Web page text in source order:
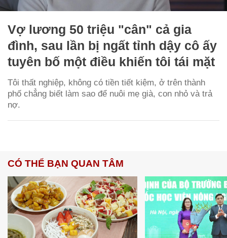
Vợ lương 50 triệu "cân" cả gia
đình, sau lần bị ngất tỉnh dậy cô ấy
tuyên bố một điều khiến tôi tái mặt
Tôi thất nghiệp, không có tiền tiết kiệm, ở trên thành
phố chẳng biết làm sao để nuôi mẹ già, con nhỏ và trả
nợ.
CÓ THỂ BẠN QUAN TÂM